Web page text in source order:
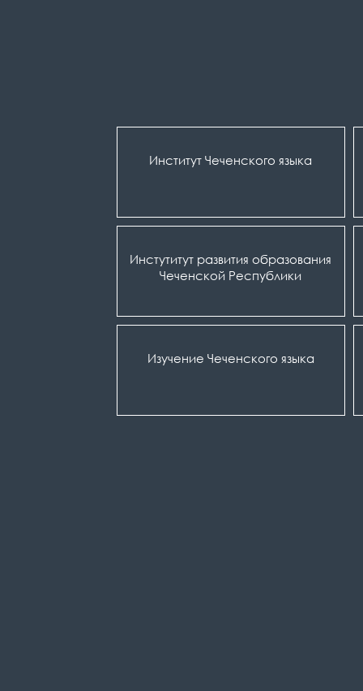
Институт Чеченского языка
Инстутитут развития образования
Чеченской Республики
Изучение Чеченского языка